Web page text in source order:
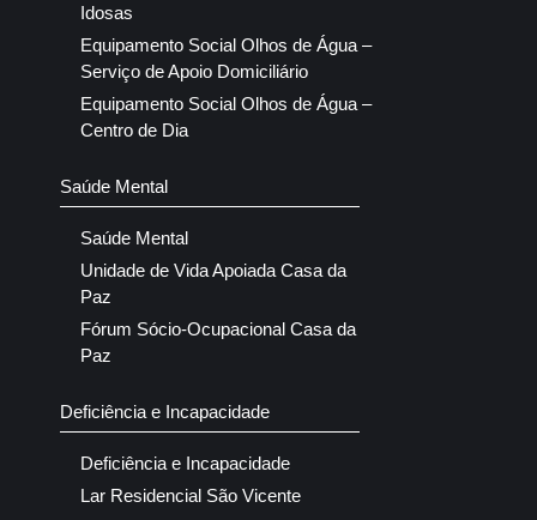
Idosas
Equipamento Social Olhos de Água –
Serviço de Apoio Domiciliário
Equipamento Social Olhos de Água –
Centro de Dia
Saúde Mental
Saúde Mental
Unidade de Vida Apoiada Casa da
Paz
Fórum Sócio-Ocupacional Casa da
Paz
Deficiência e Incapacidade
Deficiência e Incapacidade
Lar Residencial São Vicente